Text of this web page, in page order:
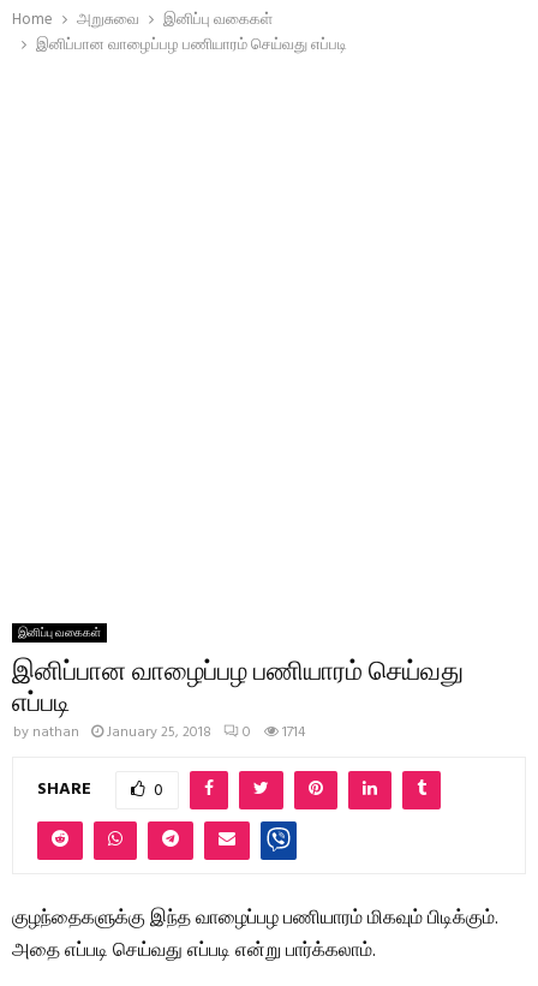
Home அறுசுவை
இனிப்பு வகைகள்
இனிப்பான வாழைப்பழ பணியாரம் செய்வது எப்படி
இனிப்பு வகைகள்
இனிப்பான வாழைப்பழ பணியாரம் செய்வது
எப்படி
by nathan January 25, 2018 0 1714
SHARE 0
குழந்தைகளுக்கு இந்த வாழைப்பழ பணியாரம் மிகவும் பிடிக்கும்.
அதை எப்படி செய்வது எப்படி என்று பார்க்கலாம்.